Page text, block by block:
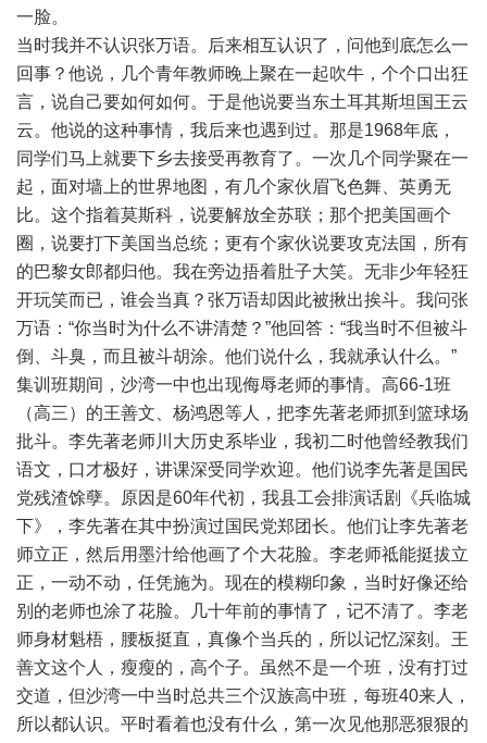
一脸。
当时我并不认识张万语。后来相互认识了，问他到底怎么一
回事？他说，几个青年教师晚上聚在一起吹牛，个个口出狂
言，说自己要如何如何。于是他说要当东土耳其斯坦国王云
云。他说的这种事情，我后来也遇到过。那是1968年底，
同学们马上就要下乡去接受再教育了。一次几个同学聚在一
起，面对墙上的世界地图，有几个家伙眉飞色舞、英勇无
比。这个指着莫斯科，说要解放全苏联；那个把美国画个
圈，说要打下美国当总统；更有个家伙说要攻克法国，所有
的巴黎女郎都归他。我在旁边捂着肚子大笑。无非少年轻狂
开玩笑而已，谁会当真？张万语却因此被揪出挨斗。我问张
万语：“你当时为什么不讲清楚？”他回答：“我当时不但被斗
倒、斗臭，而且被斗胡涂。他们说什么，我就承认什么。”
集训班期间，沙湾一中也出现侮辱老师的事情。高66-1班
（高三）的王善文、杨鸿恩等人，把李先著老师抓到篮球场
批斗。李先著老师川大历史系毕业，我初二时他曾经教我们
语文，口才极好，讲课深受同学欢迎。他们说李先著是国民
党残渣馀孽。原因是60年代初，我县工会排演话剧《兵临城
下》，李先著在其中扮演过国民党郑团长。他们让李先著老
师立正，然后用墨汁给他画了个大花脸。李老师祗能挺拔立
正，一动不动，任凭施为。现在的模糊印象，当时好像还给
别的老师也涂了花脸。几十年前的事情了，记不清了。李老
师身材魁梧，腰板挺直，真像个当兵的，所以记忆深刻。王
善文这个人，瘦瘦的，高个子。虽然不是一个班，没有打过
交道，但沙湾一中当时总共三个汉族高中班，每班40来人，
所以都认识。平时看着也没有什么，第一次见他那恶狠狠的